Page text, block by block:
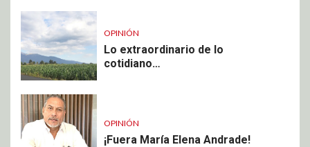
OPINIÓN
Lo extraordinario de lo
cotidiano…
OPINIÓN
¡Fuera María Elena Andrade!